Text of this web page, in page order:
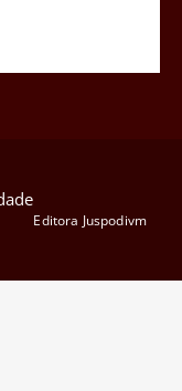
Editora Juspodivm